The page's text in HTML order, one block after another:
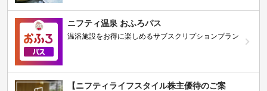
ニフティ温泉 おふろパス
温浴施設をお得に楽しめるサブスクリプションプラン
【ニフティライフスタイル株主優待のご案